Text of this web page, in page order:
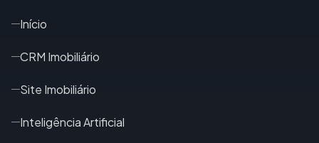
Início
CRM Imobiliário
Site Imobiliário
Inteligência Artificial